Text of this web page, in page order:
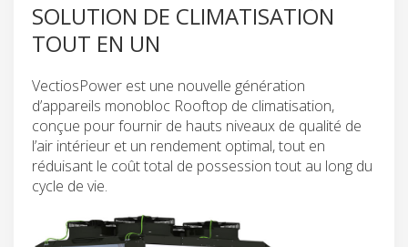
SOLUTION DE CLIMATISATION
TOUT EN UN
VectiosPower est une nouvelle génération
d’appareils monobloc Rooftop de climatisation,
conçue pour fournir de hauts niveaux de qualité de
l’air intérieur et un rendement optimal, tout en
réduisant le coût total de possession tout au long du
cycle de vie.